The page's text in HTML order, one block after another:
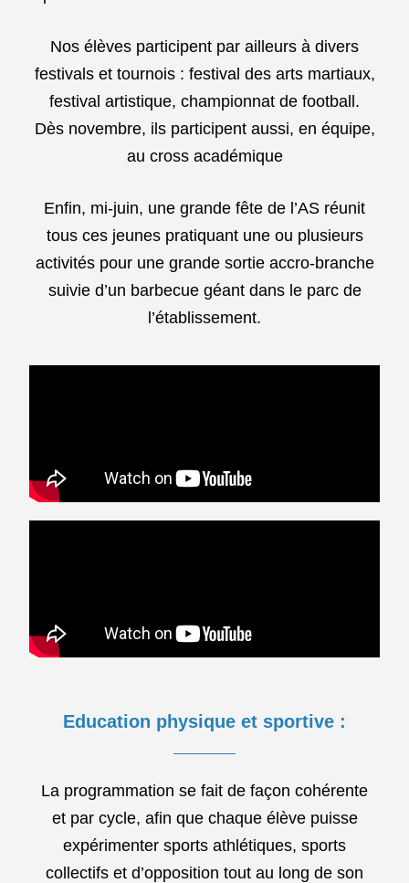
Nos élèves participent par ailleurs à divers
festivals et tournois : festival des arts martiaux,
festival artistique, championnat de football.
Dès novembre, ils participent aussi, en équipe,
au cross académique
Enfin, mi-juin, une grande fête de l’AS réunit
tous ces jeunes pratiquant une ou plusieurs
activités pour une grande sortie accro-branche
suivie d’un barbecue géant dans le parc de
l’établissement.
Education physique et sportive :
La programmation se fait de façon cohérente
et par cycle, afin que chaque élève puisse
expérimenter sports athlétiques, sports
collectifs et d’opposition tout au long de son